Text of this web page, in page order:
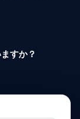
すか？